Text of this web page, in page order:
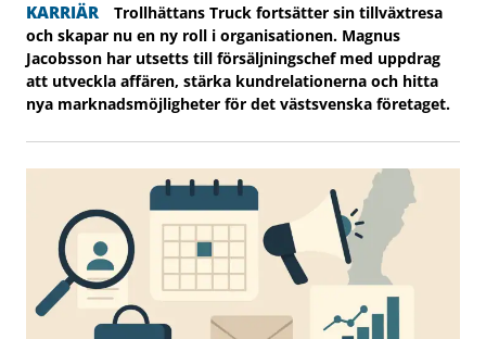
KARRIÄR
Trollhättans Truck fortsätter sin tillväxtresa
och skapar nu en ny roll i organisationen. Magnus
Jacobsson har utsetts till försäljningschef med uppdrag
att utveckla affären, stärka kundrelationerna och hitta
nya marknadsmöjligheter för det västsvenska företaget.